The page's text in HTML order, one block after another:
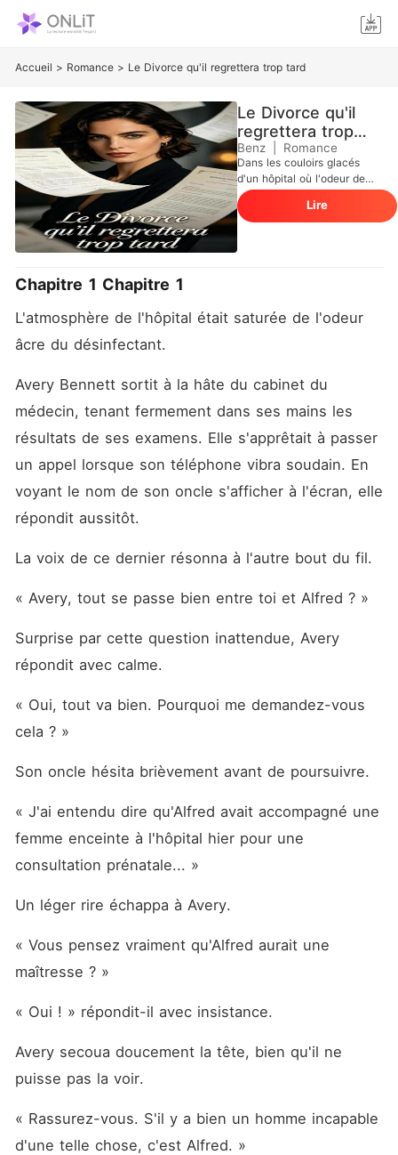
Accueil > Romance > Le Divorce qu'il regrettera trop tard
Le Divorce qu'il
regrettera trop
tard
Benz Romance
Dans les couloirs glacés
d'un hôpital où l'odeur de
désinfectant étouffe tout
espoir, Avery Bennett croit
encore que son mariage
révèle, la main posée sur
ans. La gifle qui part alors
n'est qu'un geste de rage,
mais le sang qui suit
transforme l'instant en
catastrophe et brise
irréversiblement sa vie :
accusée d'avoir fait perdre
le bébé, humiliée par sa
divorce sans rien emporter
ans plus tard, lorsqu'elle
derrière une vie modeste, le
parfait qu'il forme désormais
femme brisée... seulement
Tu voulais que je
disparaisse... » murmure-t-
elle intérieurement. « Alors
regarde bien comment je
dû.
Lire
Chapitre 1 Chapitre 1
L'atmosphère de l'hôpital était saturée de l'odeur
âcre du désinfectant.
Avery Bennett sortit à la hâte du cabinet du
médecin, tenant fermement dans ses mains les
résultats de ses examens. Elle s'apprêtait à passer
un appel lorsque son téléphone vibra soudain. En
voyant le nom de son oncle s'afficher à l'écran, elle
répondit aussitôt.
La voix de ce dernier résonna à l'autre bout du fil.
« Avery, tout se passe bien entre toi et Alfred ? »
Surprise par cette question inattendue, Avery
répondit avec calme.
« Oui, tout va bien. Pourquoi me demandez-vous
cela ? »
Son oncle hésita brièvement avant de poursuivre.
« J'ai entendu dire qu'Alfred avait accompagné une
femme enceinte à l'hôpital hier pour une
consultation prénatale... »
Un léger rire échappa à Avery.
« Vous pensez vraiment qu'Alfred aurait une
maîtresse ? »
« Oui ! » répondit-il avec insistance.
Avery secoua doucement la tête, bien qu'il ne
puisse pas la voir.
« Rassurez-vous. S'il y a bien un homme incapable
d'une telle chose, c'est Alfred. »